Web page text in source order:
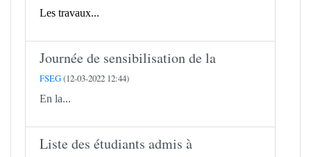
Les travaux...
Journée de sensibilisation de la
FSEG(12-03-2022 12:44)
En la...
Liste des étudiants admis à